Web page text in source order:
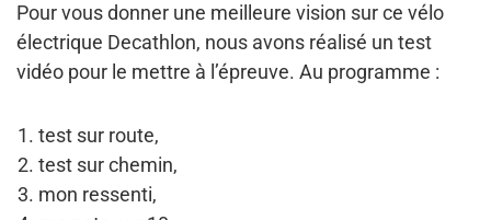
Pour vous donner une meilleure vision sur ce vélo
électrique Decathlon, nous avons réalisé un test
vidéo pour le mettre à l’épreuve. Au programme :
test sur route,
test sur chemin,
mon ressenti,